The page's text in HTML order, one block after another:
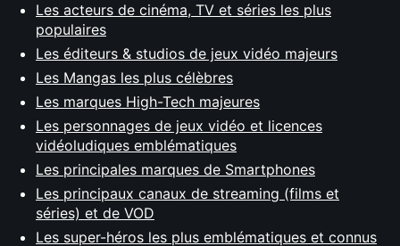
Les acteurs de cinéma, TV et séries les plus
populaires
Les éditeurs & studios de jeux vidéo majeurs
Les Mangas les plus célèbres
Les marques High-Tech majeures
Les personnages de jeux vidéo et licences
vidéoludiques emblématiques
Les principales marques de Smartphones
Les principaux canaux de streaming (films et
séries) et de VOD
Les super-héros les plus emblématiques et connus